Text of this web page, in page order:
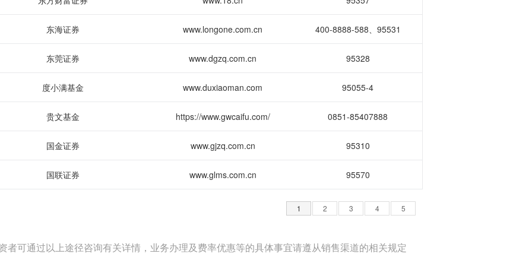
东海证券 www.longone.com.cn 400-8888-588、95531
东莞证券 www.dgzq.com.cn 95328
度小满基金 www.duxiaoman.com 95055-4
贵文基金 https://www.gwcaifu.com/ 0851-85407888
国金证券 www.gjzq.com.cn 95310
国联证券 www.glms.com.cn 95570
1 2 3 4 5
者可通过以上途径咨询有关详情，业务办理及费率优惠等的具体事宜请遵从销售渠道的相关规定